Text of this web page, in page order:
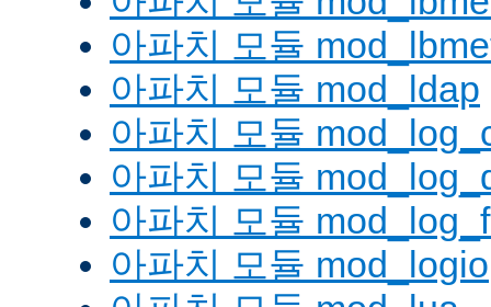
아파치 모듈
아파치 모듈 mod_ldap
아파치 모듈
아파치 모듈
아파치 모듈
아파치 모듈 mod_logio